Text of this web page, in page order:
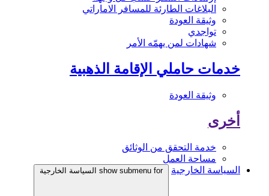
البلاغات الطارئة للمسافر الاماراتي
وثيقة العودة
تواجدي
شهادات لمن يهمّه الأمر
خدمات حاملي الإقامة الذهبية
وثيقة العودة
أخرى
خدمة التحقق من الوثائق
مساحة العمل
السياسة الخارجية
show submenu for السياسة الخارجية